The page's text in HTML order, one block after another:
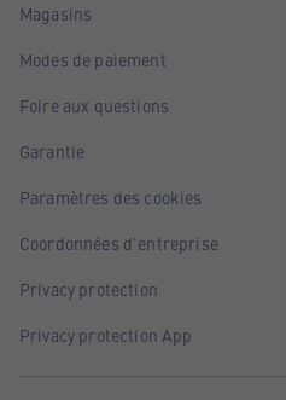
Magasins
Modes de paiement
Foire aux questions
Garantie
Paramètres des cookies
Coordonnées d'entreprise
Privacy protection
Privacy protection App